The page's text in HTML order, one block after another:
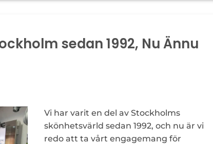
sedan 1992, Nu Ännu
Vi har varit en del av Stockholms
skönhetsvärld sedan 1992, och nu är vi
redo att ta vårt engagemang för